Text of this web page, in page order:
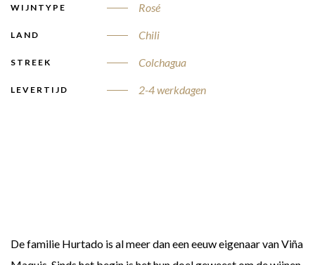
WIJNTYPE Rosé
LAND Chili
STREEK Colchagua
LEVERTIJD 2-4 werkdagen
De familie Hurtado is al meer dan een eeuw eigenaar van Viña